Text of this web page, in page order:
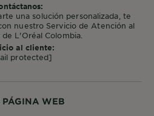
PÁGINA WEB
una solución personalizada, te
nuestro Servicio de Atención al
L'Oréal Colombia.
al cliente:
protected]